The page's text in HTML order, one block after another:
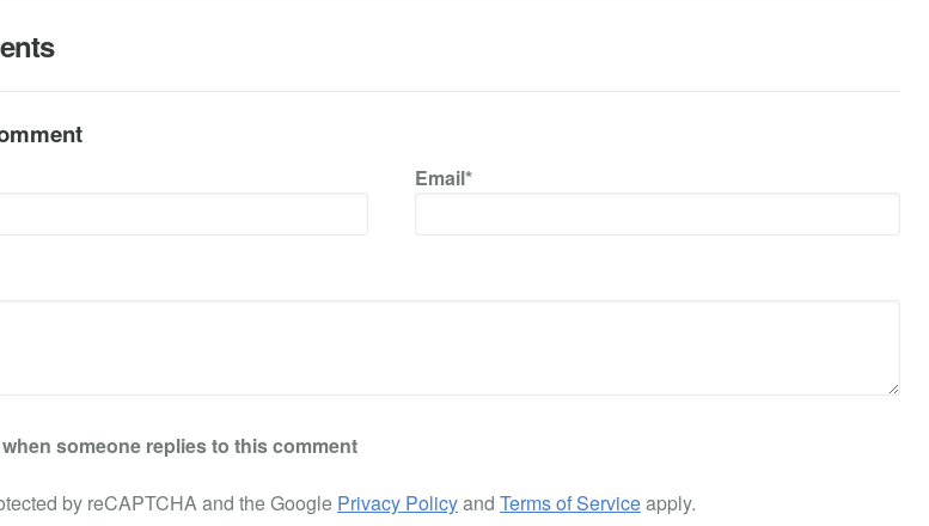
Email*
when someone replies to this comment
by reCAPTCHA and the Google Privacy Policyand Terms of Serviceapply.